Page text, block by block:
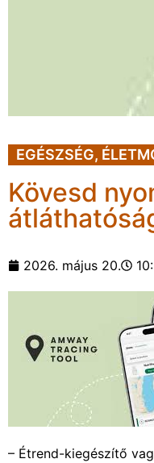
EGÉSZSÉG,
Kövesd
2026. május 20.
– Étrend-kiegészítő